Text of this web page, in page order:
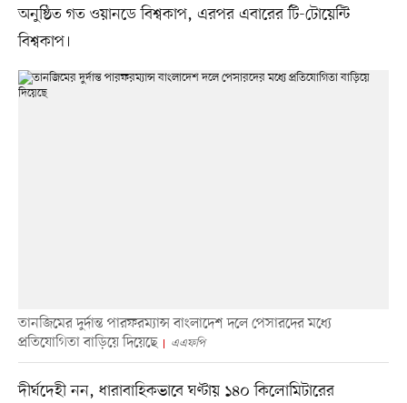
অনুষ্ঠিত গত ওয়ানডে বিশ্বকাপ, এরপর এবারের টি-টোয়েন্টি
বিশ্বকাপ।
তানজিমের দুর্দান্ত পারফরম্যান্স বাংলাদেশ দলে পেসারদের মধ্যে
প্রতিযোগিতা বাড়িয়ে দিয়েছে
এএফপি
দীর্ঘদেহী নন, ধারাবাহিকভাবে ঘণ্টায় ১৪০ কিলোমিটারের